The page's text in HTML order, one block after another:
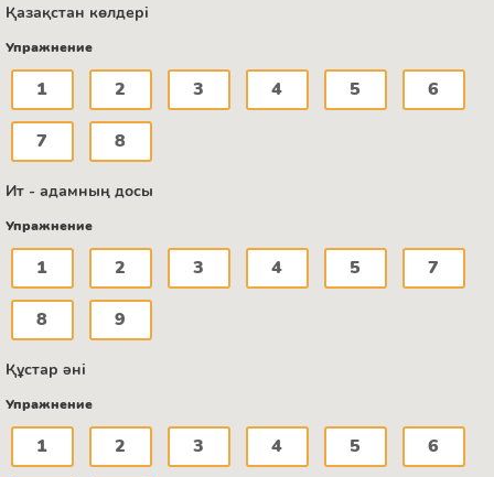
Қазақстан көлдері
Упражнение
1 2 3 4 5 6
7 8
Ит - адамның досы
Упражнение
1 2 3 4 5 7
8 9
Құстар әні
Упражнение
1 2 3 4 5 6